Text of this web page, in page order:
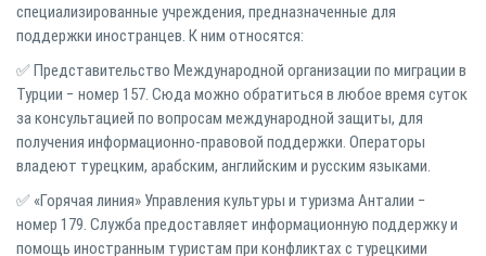
специализированные учреждения, предназначенные для
поддержки иностранцев. К ним относятся:
✅ Представительство Международной организации по миграции в
Турции − номер 157. Сюда можно обратиться в любое время суток
за консультацией по вопросам международной защиты, для
получения информационно-правовой поддержки. Операторы
владеют турецким, арабским, английским и русским языками.
✅ «Горячая линия» Управления культуры и туризма Анталии −
номер 179. Служба предоставляет информационную поддержку и
помощь иностранным туристам при конфликтах с турецкими